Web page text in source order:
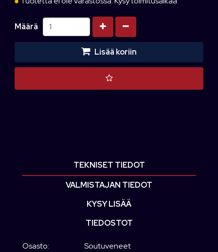
Määrä Kasvata määrää
Vähennä määrää
Lisää koriin
TEKNISET TIEDOT
VALMISTAJAN TIEDOT
KYSY LISÄÄ
TIEDOSTOT
Osasto:
Soutuveneet